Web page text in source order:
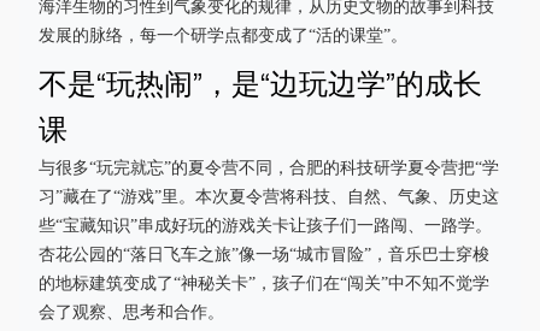
海洋生物的习性到气象变化的规律，从历史文物的故事到科技
发展的脉络，每一个研学点都变成了“活的课堂”。
不是“玩热闹”，是“边玩边学”的成长
课
与很多“玩完就忘”的夏令营不同，合肥的科技研学夏令营把“学
习”藏在了“游戏”里。本次夏令营将科技、自然、气象、历史这
些“宝藏知识”串成好玩的游戏关卡让孩子们一路闯、一路学。
杏花公园的“落日飞车之旅”像一场“城市冒险”，音乐巴士穿梭
的地标建筑变成了“神秘关卡”，孩子们在“闯关”中不知不觉学
会了观察、思考和合作。